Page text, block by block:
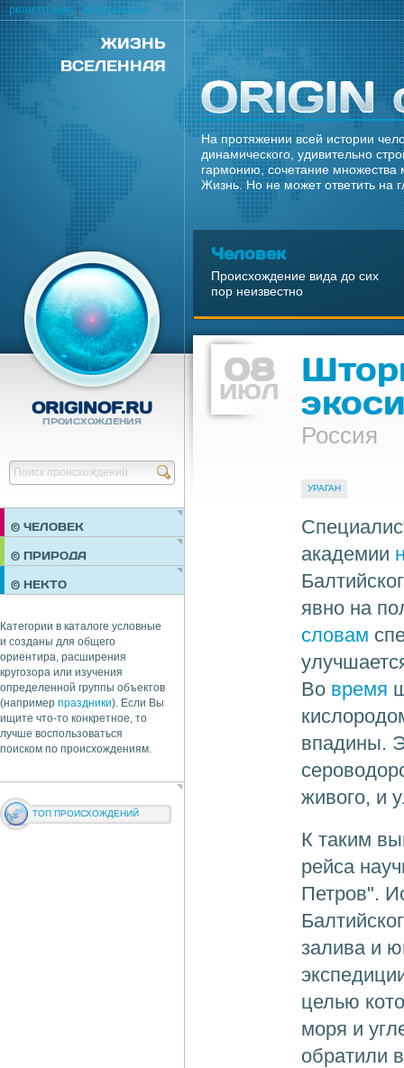
ЖИЗНЬ
ВСЕЛЕННАЯ
На протяжении всей истории
динамического, удивительно
гармонию, сочетание множества
Жизнь. Но не может ответить на
Человек
Происхождение вида до сих
пор неизвестно
ORIGINOF.RU
ПРОИСХОЖДЕНИЯ
© ЧЕЛОВЕК
ПРАЗДНИКИ
ОБЩЕСТВО
© ПРИРОДА
© НЕКТО
Категории в каталоге условные
и созданы для общего
ориентира, расширения
кругозора или изучения
определенной группы объектов
(например праздники). Если Вы
ищите что-то конкретное, то
лучше воспользоваться
поиском по происхождениям.
ТОП ПРОИСХОЖДЕНИЙ
08
ИЮЛ
Россия
УРАГАН
академии
явно на
словам
Во время
впадины.
живого, и
К таким
рейса
Петров".
залива и
целью
моря и
обратили
регистрация|авторизация